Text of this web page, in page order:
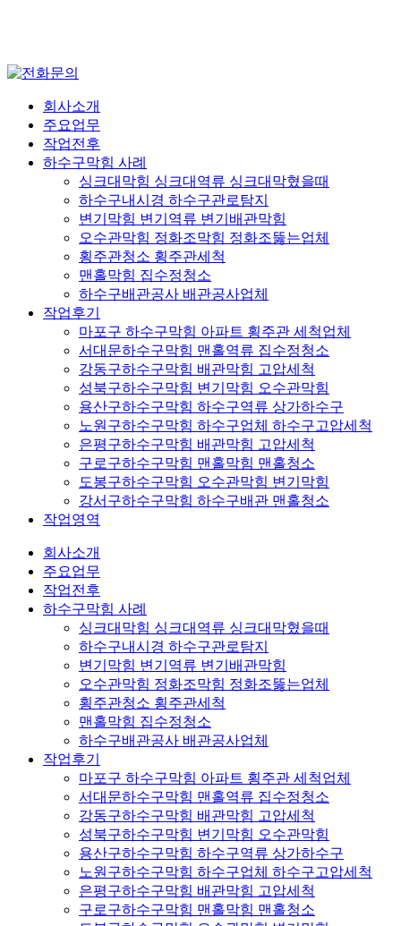
회사소개
주요업무
작업전후
하수구막힘 사례
싱크대막힘 싱크대역류 싱크대막혔을때
하수구내시경 하수구관로탐지
변기막힘 변기역류 변기배관막힘
오수관막힘 정화조막힘 정화조뚫는업체
횡주관청소 횡주관세척
맨홀막힘 집수정청소
하수구배관공사 배관공사업체
작업후기
마포구 하수구막힘 아파트 횡주관 세척업체
서대문하수구막힘 맨홀역류 집수정청소
강동구하수구막힘 배관막힘 고압세척
성북구하수구막힘 변기막힘 오수관막힘
용산구하수구막힘 하수구역류 상가하수구
노원구하수구막힘 하수구업체 하수구고압세척
은평구하수구막힘 배관막힘 고압세척
구로구하수구막힘 맨홀막힘 맨홀청소
도봉구하수구막힘 오수관막힘 변기막힘
강서구하수구막힘 하수구배관 맨홀청소
작업영역
회사소개
주요업무
작업전후
하수구막힘 사례
싱크대막힘 싱크대역류 싱크대막혔을때
하수구내시경 하수구관로탐지
변기막힘 변기역류 변기배관막힘
오수관막힘 정화조막힘 정화조뚫는업체
횡주관청소 횡주관세척
맨홀막힘 집수정청소
하수구배관공사 배관공사업체
작업후기
마포구 하수구막힘 아파트 횡주관 세척업체
서대문하수구막힘 맨홀역류 집수정청소
강동구하수구막힘 배관막힘 고압세척
성북구하수구막힘 변기막힘 오수관막힘
용산구하수구막힘 하수구역류 상가하수구
노원구하수구막힘 하수구업체 하수구고압세척
은평구하수구막힘 배관막힘 고압세척
구로구하수구막힘 맨홀막힘 맨홀청소